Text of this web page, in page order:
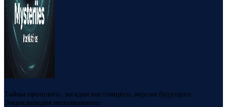
Тайны прошлого, загадки настоящего, версии будущего.
Энциклопедия непознанного.